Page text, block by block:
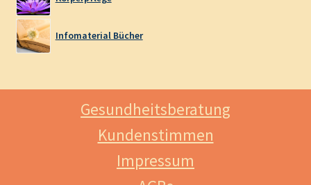
Infomaterial Bücher
Gesundheitsberatung
Kundenstimmen
Impressum